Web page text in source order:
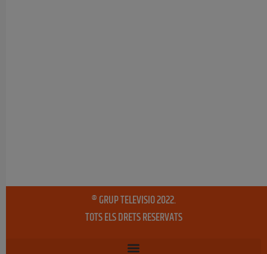
® GRUP TELEVISIO 2022.
TOTS ELS DRETS RESERVATS